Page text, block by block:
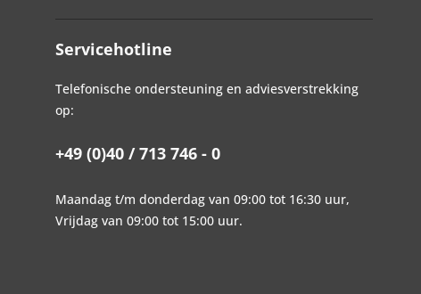
Servicehotline
Telefonische ondersteuning en adviesverstrekking
op:
+49 (0)40 / 713 746 - 0
Maandag t/m donderdag van 09:00 tot 16:30 uur,
Vrijdag van 09:00 tot 15:00 uur.